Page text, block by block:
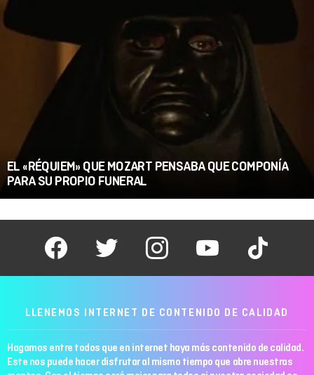
EL «RÉQUIEM» QUE MOZART PENSABA QUE COMPONÍA
PARA SU PROPIO FUNERAL
facebook twitter instagram youtube tiktok
LLENEMOS INTERNET DE CONTENIDO DE CALIDAD
Hagamos entre todos que en internet haya más contenido de calidad.
Este nos puede hacer disfrutar al mismo tiempo que abre nuestras